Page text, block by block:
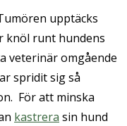
upptäcks
knöl runt hundens
veterinär omgående
spridit sig så
För att minska
kastrera sin hund